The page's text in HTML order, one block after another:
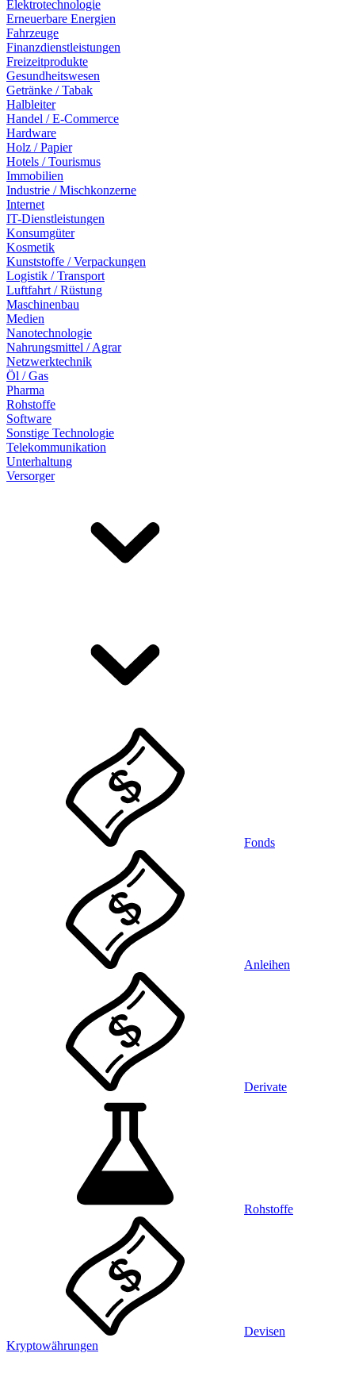
Elektrotechnologie
Erneuerbare Energien
Fahrzeuge
Finanzdienstleistungen
Freizeitprodukte
Gesundheitswesen
Getränke / Tabak
Halbleiter
Handel / E-Commerce
Hardware
Holz / Papier
Hotels / Tourismus
Immobilien
Industrie / Mischkonzerne
Internet
IT-Dienstleistungen
Konsumgüter
Kosmetik
Kunststoffe / Verpackungen
Logistik / Transport
Luftfahrt / Rüstung
Maschinenbau
Medien
Nanotechnologie
Nahrungsmittel / Agrar
Netzwerktechnik
Öl / Gas
Pharma
Rohstoffe
Software
Sonstige Technologie
Telekommunikation
Unterhaltung
Versorger
Fonds
Anleihen
Derivate
Rohstoffe
Devisen
Kryptowährungen